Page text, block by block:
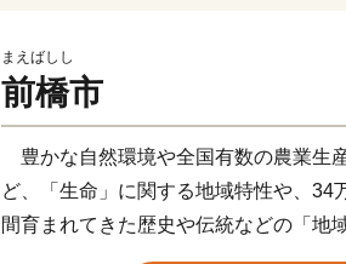
まえばしし
前橋市
豊かな自然環境や全国有数の農業生
ど、「生命」に関する地域特性や、34
間育まれてきた歴史や伝統などの「地
民誰もが元気に暮らせる安全・安心な